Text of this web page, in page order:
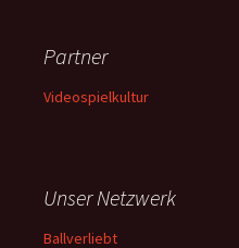
Partner
Videospielkultur
Unser Netzwerk
Ballverliebt